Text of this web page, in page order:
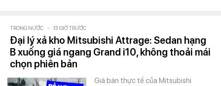
TRONG NƯỚC - 13 GIỜ TRƯỚC
Đại lý xả kho Mitsubishi Attrage: Sedan hạng
B xuống giá ngang Grand i10, không thoải mái
chọn phiên bản
Giá bán thực tế của Mitsubishi